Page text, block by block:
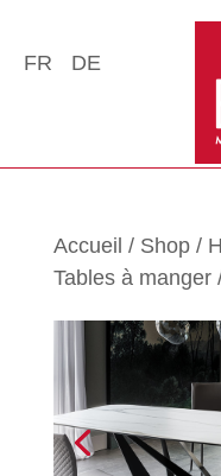
FR DE
Accueil / Shop/
Tables à manger